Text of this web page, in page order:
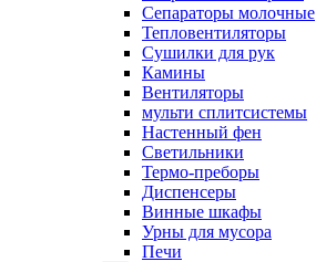
Сепараторы молочные
Тепловентиляторы
Сушилки для рук
Камины
Вентиляторы
мульти сплитсистемы
Настенный фен
Светильники
Термо-преборы
Диспенсеры
Винные шкафы
Урны для мусора
Печи